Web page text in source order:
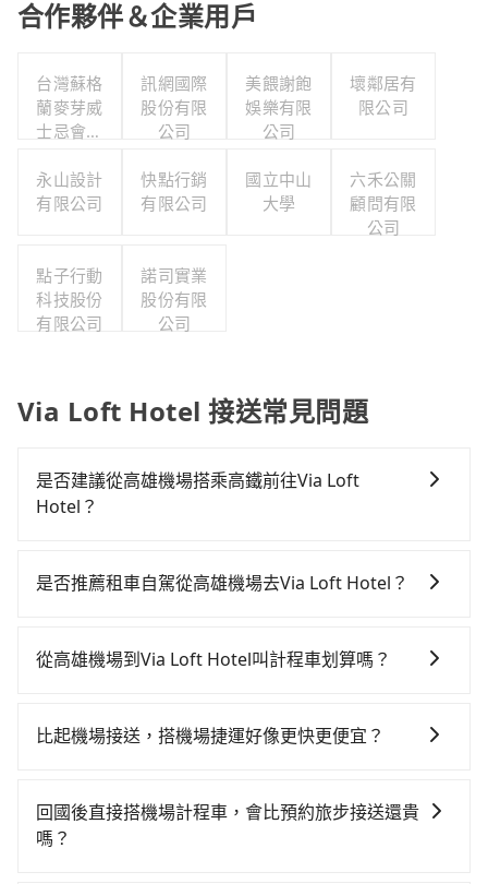
合作夥伴＆企業用戶
台灣蘇格
蘭麥芽威
士忌會所
公司
訊網國際
股份有限
公司
美餵謝飽
娛樂有限
公司
壞鄰居有
限公司
永山設計
有限公司
快點行銷
有限公司
國立中山
大學
六禾公關
顧問有限
公司
點子行動
科技股份
有限公司
諾司實業
股份有限
公司
Via Loft Hotel 接送常見問題
是否建議從高雄機場搭乘高鐵前往Via Loft
Hotel？
適、省時、較貴！從最早05:50一直到22:10，左營-台北
500元、車程約29分鐘。抵達高鐵站後，步行進站、現
票價1,490元，再用15分鐘出站、等待車站前排班的計程
間共3小時14分鐘，假設4位同行，高鐵加轉乘之平均每
人花費為1,670元。但如果全程使用tripool並到府專車
是否推薦租車自駕從高雄機場去Via Loft Hotel？
在車上休息，那在高雄機場所在的高雄市小港區有約5間
Altis、Nissan Tiida，一天租金約$1,500，九人座如
（每小時約40元）、保險費、罰單另計多數租車合約上
都會載明每日里程限定200~400公里，超過還會額外加
從高雄機場到Via Loft Hotel叫計程車划算嗎？
灣大車隊、Uber、Line Taxi、Yoxi等。依照里程跳錶計
tripool都是你從高雄機場到Via Loft Hotel的最佳選
擇。
比起機場接送，搭機場捷運好像更快更便宜？
優勢，但對於入出境需攜帶多件大型行李、同行人數多
或需事先移動到捷運站搭乘的旅客，到府服務的機場接
回國後直接搭機場計程車，會比預約旅步接送還貴
嗎？